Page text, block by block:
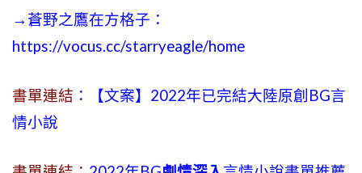
→蒼野之鷹在方格子：
https://vocus.cc/starryeagle/home
書單連結 ：【文案】2022年已完結大陸原創BG言
情小說